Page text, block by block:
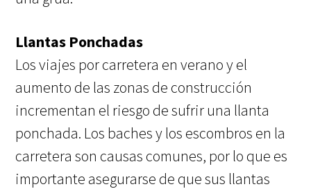
Llantas Ponchadas
Los viajes por carretera en verano y el
aumento de las zonas de construcción
incrementan el riesgo de sufrir una llanta
ponchada. Los baches y los escombros en la
carretera son causas comunes, por lo que es
importante asegurarse de que sus llantas